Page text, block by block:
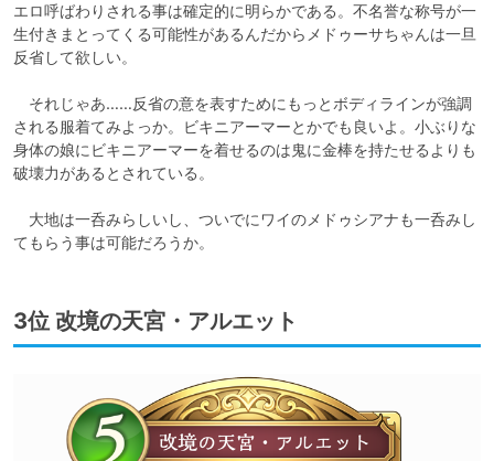
エロ呼ばわりされる事は確定的に明らかである。不名誉な称号が一
生付きまとってくる可能性があるんだからメドゥーサちゃんは一旦
反省して欲しい。
それじゃあ……反省の意を表すためにもっとボディラインが強調
される服着てみよっか。ビキニアーマーとかでも良いよ。小ぶりな
身体の娘にビキニアーマーを着せるのは鬼に金棒を持たせるよりも
破壊力があるとされている。
大地は一呑みらしいし、ついでにワイのメドゥシアナも一呑みし
てもらう事は可能だろうか。
3位 改境の天宮・アルエット